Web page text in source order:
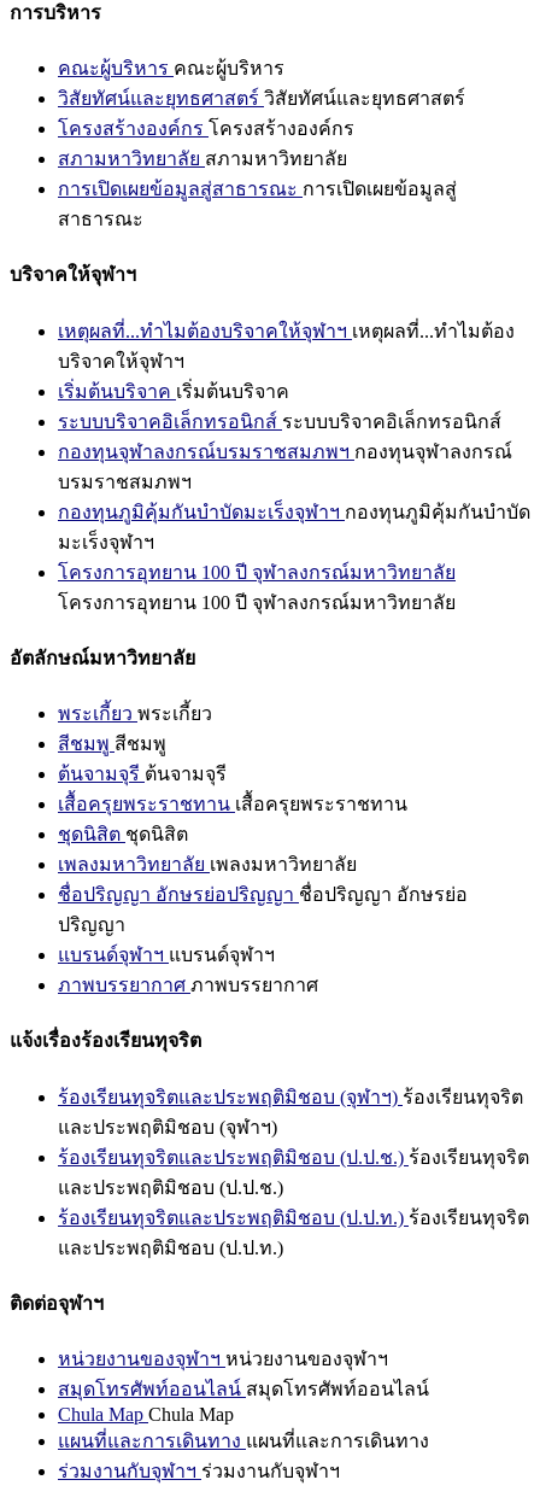
การบริหาร
คณะผู้บริหาร คณะผู้บริหาร
วิสัยทัศน์และยุทธศาสตร์ วิสัยทัศน์และยุทธศาสตร์
โครงสร้างองค์กร โครงสร้างองค์กร
สภามหาวิทยาลัย สภามหาวิทยาลัย
การเปิดเผยข้อมูลสู่สาธารณะ การเปิดเผยข้อมูลสู่
สาธารณะ
บริจาคให้จุฬาฯ
เหตุผลที่...ทำไมต้องบริจาคให้จุฬาฯ เหตุผลที่...ทำไมต้อง
บริจาคให้จุฬาฯ
เริ่มต้นบริจาค เริ่มต้นบริจาค
ระบบบริจาคอิเล็กทรอนิกส์ ระบบบริจาคอิเล็กทรอนิกส์
กองทุนจุฬาลงกรณ์บรมราชสมภพฯ กองทุนจุฬาลงกรณ์
บรมราชสมภพฯ
กองทุนภูมิคุ้มกันบำบัดมะเร็งจุฬาฯ กองทุนภูมิคุ้มกันบำบัด
มะเร็งจุฬาฯ
โครงการอุทยาน 100 ปี จุฬาลงกรณ์มหาวิทยาลัย
โครงการอุทยาน 100 ปี จุฬาลงกรณ์มหาวิทยาลัย
อัตลักษณ์มหาวิทยาลัย
พระเกี้ยว พระเกี้ยว
สีชมพู สีชมพู
ต้นจามจุรี ต้นจามจุรี
เสื้อครุยพระราชทาน เสื้อครุยพระราชทาน
ชุดนิสิต ชุดนิสิต
เพลงมหาวิทยาลัย เพลงมหาวิทยาลัย
ชื่อปริญญา อักษรย่อปริญญา ชื่อปริญญา อักษรย่อ
ปริญญา
แบรนด์จุฬาฯ แบรนด์จุฬาฯ
ภาพบรรยากาศ ภาพบรรยากาศ
แจ้งเรื่องร้องเรียนทุจริต
ร้องเรียนทุจริตและประพฤติมิชอบ (จุฬาฯ) ร้องเรียนทุจริต
และประพฤติมิชอบ (จุฬาฯ)
ร้องเรียนทุจริตและประพฤติมิชอบ (ป.ป.ช.) ร้องเรียนทุจริต
และประพฤติมิชอบ (ป.ป.ช.)
ร้องเรียนทุจริตและประพฤติมิชอบ (ป.ป.ท.) ร้องเรียนทุจริต
และประพฤติมิชอบ (ป.ป.ท.)
ติดต่อจุฬาฯ
หน่วยงานของจุฬาฯ หน่วยงานของจุฬาฯ
สมุดโทรศัพท์ออนไลน์ สมุดโทรศัพท์ออนไลน์
Chula Map Chula Map
แผนที่และการเดินทาง แผนที่และการเดินทาง
ร่วมงานกับจุฬาฯ ร่วมงานกับจุฬาฯ